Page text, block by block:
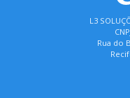
L3
Rua do